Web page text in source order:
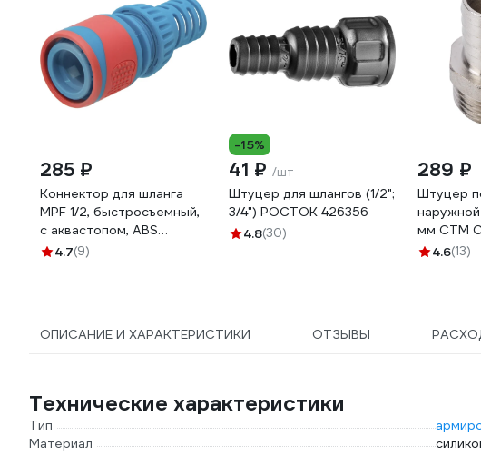
285 ₽
Коннектор для шланга
MPF 1/2, быстросъемный,
с аквастопом, ABS
пластик/резина
4.7(9)
-15%
41 ₽ /шт
Штуцер для шлангов (1/2";
3/4") РОСТОК 426356
4.8(30)
289 ₽
Штуцер
мм СТМ
4.6(13)
ОПИСАНИЕ И ХАРАКТЕРИСТИКИ ОТЗЫВЫ
Технические характеристики
Тип
Материал